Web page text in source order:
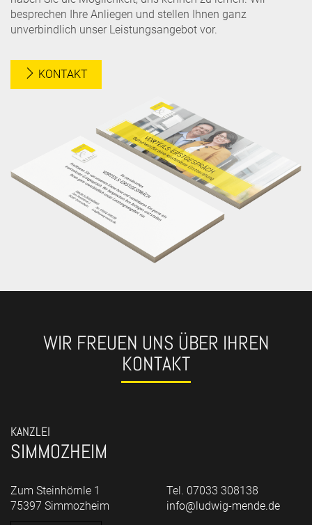
besprechen Ihre Anliegen und stellen Ihnen ganz
unverbindlich unser Leistungsangebot vor.
KONTAKT
WIR FREUEN UNS ÜBER IHREN
KONTAKT
KANZLEI
SIMMOZHEIM
Zum Steinhörnle 1
75397 Simmozheim
Tel. 07033 308138
info@ludwig-mende.de